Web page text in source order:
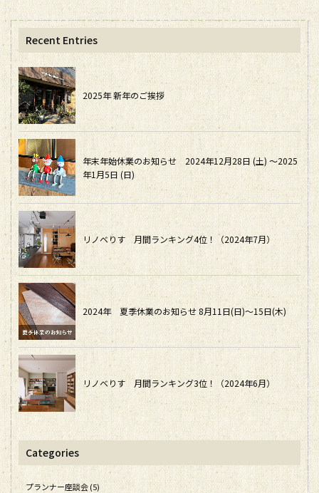
Recent Entries
2025年 新年のご挨拶
年末年始休業のお知らせ 2024年12月28日 (土) ～2025
年1月5日 (日)
リノベりす 月間ランキング4位！（2024年7月）
2024年 夏季休業のお知らせ 8月11日(日)～15日(木)
リノベりす 月間ランキング3位！（2024年6月）
Categories
プランナー座談会 (5)